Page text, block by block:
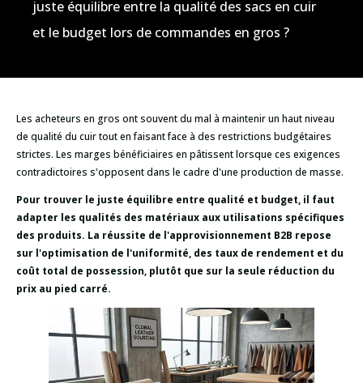
juste équilibre entre la qualité des sacs en cuir
et le budget lors de commandes en gros ?
Les acheteurs en gros ont souvent du mal à maintenir un haut niveau
de qualité du cuir tout en faisant face à des restrictions budgétaires
strictes. Les marges bénéficiaires en pâtissent lorsque ces exigences
contradictoires s'opposent dans le cadre d'une production de masse.
Pour trouver le juste équilibre entre qualité et budget, il faut
adapter les qualités des matériaux aux utilisations spécifiques
des produits. La réussite de l'approvisionnement B2B repose
sur l'optimisation de l'uniformité, des taux de rendement et du
coût total de possession, plutôt que sur la seule réduction du
prix au pied carré.